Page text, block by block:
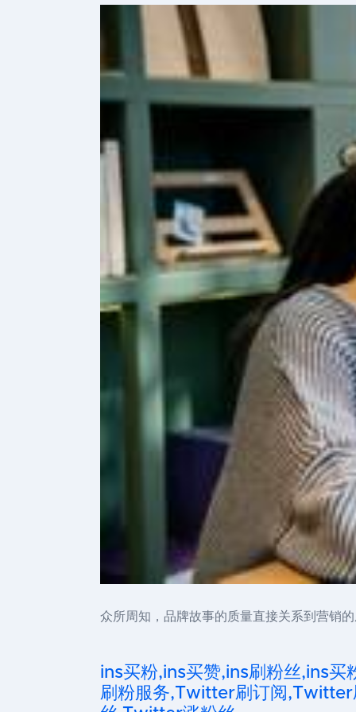
众所周知，品牌故事的质量直接关系到营销
ins买粉,ins买赞,ins刷粉丝,ins
刷粉服务,Twitter刷订阅